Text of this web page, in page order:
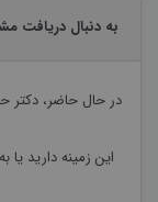
به دنبال دریافت
در حال حاضر، دکتر
این زمینه دارید